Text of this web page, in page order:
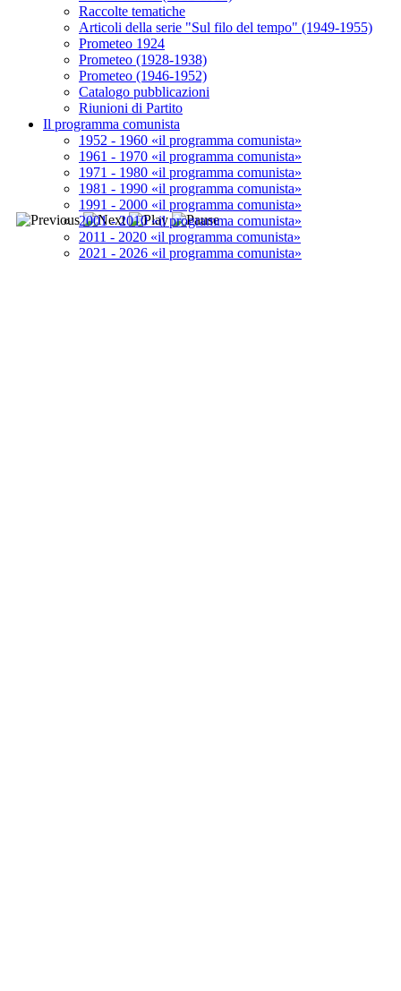
Raccolte tematiche
Articoli della serie "Sul filo del tempo" (1949-1955)
Prometeo 1924
Prometeo (1928-1938)
Prometeo (1946-1952)
Catalogo pubblicazioni
Riunioni di Partito
Il programma comunista
1952 - 1960 «il programma comunista»
1961 - 1970 «il programma comunista»
1971 - 1980 «il programma comunista»
1981 - 1990 «il programma comunista»
1991 - 2000 «il programma comunista»
2001 - 2010 «il programma comunista»
2011 - 2020 «il programma comunista»
2021 - 2026 «il programma comunista»